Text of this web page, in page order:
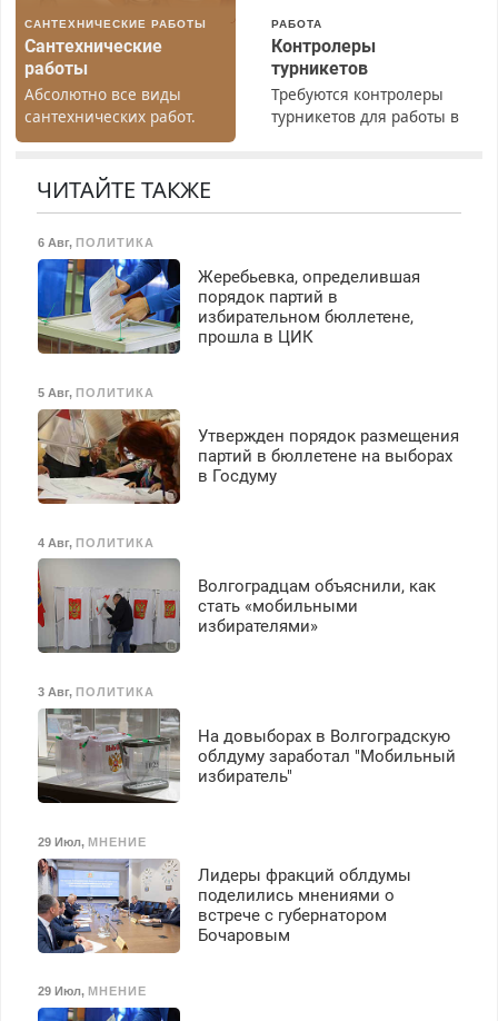
САНТЕХНИЧЕСКИЕ РАБОТЫ
Сантехнические
работы
Абсолютно все виды
сантехнических работ.
Быстро. Качественно.
РАБОТА
Контролеры
турникетов
Требуются контролеры
турникетов для работы в
вычета налогов.
Ежемесячно
выплачивается денежная
премия. Возможно
транспортной
безопасности с з/п до
125000 руб.
ЧИТАЙТЕ ТАКЖЕ
6 Авг, ПОЛИТИКА
Жеребьевка, определившая
порядок партий в
избирательном бюллетене,
прошла в ЦИК
5 Авг, ПОЛИТИКА
Утвержден порядок размещения
партий в бюллетене на выборах
в Госдуму
4 Авг, ПОЛИТИКА
Волгоградцам объяснили, как
стать «мобильными
избирателями»
3 Авг, ПОЛИТИКА
На довыборах в Волгоградскую
облдуму заработал "Мобильный
избиратель"
29 Июл, МНЕНИЕ
Лидеры фракций облдумы
поделились мнениями о
встрече с губернатором
Бочаровым
29 Июл, МНЕНИЕ